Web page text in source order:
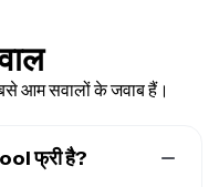
आम सवालों के जवाब हैं।
फ्री है?